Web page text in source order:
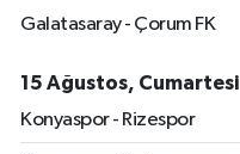
Galatasaray - Çorum FK
15 Ağustos, Cumartesi
Konyaspor - Rizespor